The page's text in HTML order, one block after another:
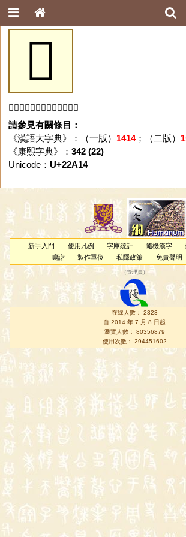
𢨔
「𢨔」字未收錄於本資料庫。
請參見有關條目：
《漢語大字典》：（一版） 1414；（二版）
《康熙字典》： 342 (22)
Unicode： U+22A14
新手入門 使用凡例 字庫統計 隨機漢字
鳴謝
製作單位 私隱政策 免責聲明
（管理員 ）
在線人數： 2323
自 2014 年 7 月 8 日起
瀏覽人數： 80356879
使用次數： 294451602